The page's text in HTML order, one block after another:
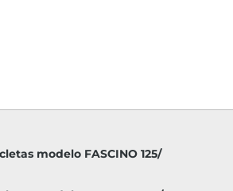
modelo FASCINO 125/